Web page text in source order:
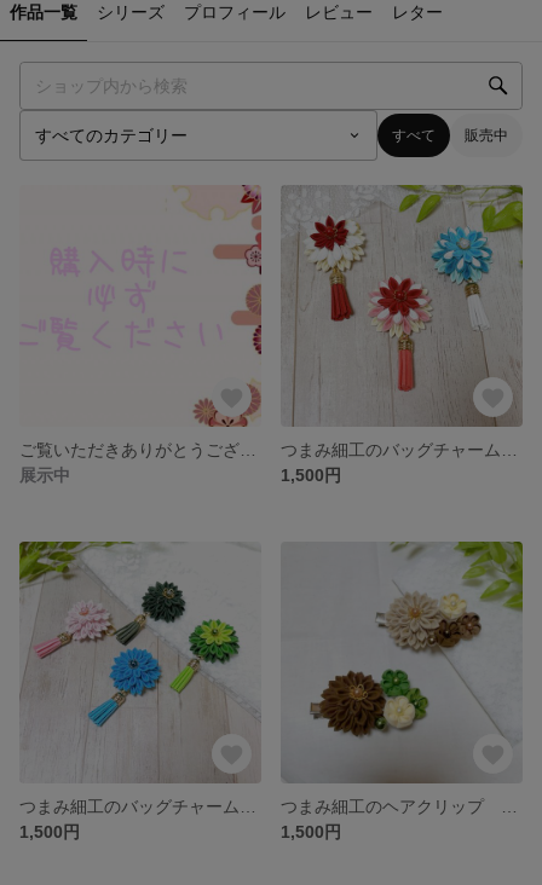
作品一覧 シリーズ プロフィール レビュー レター
すべて 販売中
展示中
1,500円
1,500円
1,500円